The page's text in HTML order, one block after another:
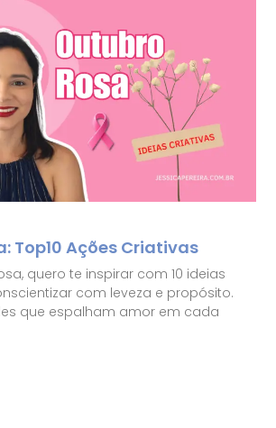
Top10 Ações Criativas
quero te inspirar com 10 ideias
com leveza e propósito.
que espalham amor em cada